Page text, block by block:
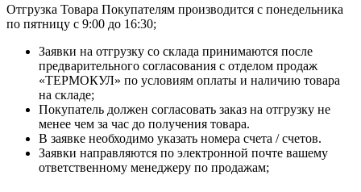
Отгрузка Товара Покупателям производится с понедельника
по пятницу с 9:00 до 16:30;
Заявки на отгрузку со склада принимаются после
предварительного согласования с отделом продаж
«ТЕРМОКУЛ» по условиям оплаты и наличию товара
на складе;
Покупатель должен согласовать заказ на отгрузку не
менее чем за час до получения товара.
В заявке необходимо указать номера счета / счетов.
Заявки направляются по электронной почте вашему
ответственному менеджеру по продажам;